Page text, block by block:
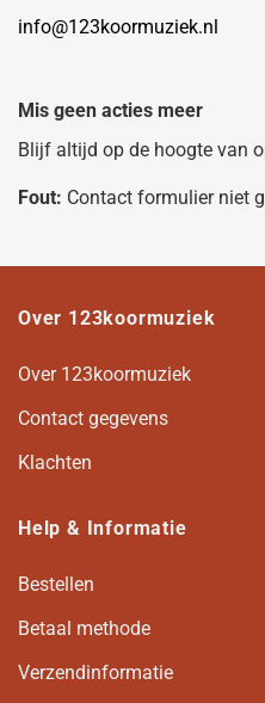
info@123koormuziek.nl
Mis geen acties meer
Blijf altijd op de hoogte van
Fout: Contact formulier niet
Over 123koormuziek
Over 123koormuziek
Contact gegevens
Klachten
Help & Informatie
Bestellen
Betaal methode
Verzendinformatie